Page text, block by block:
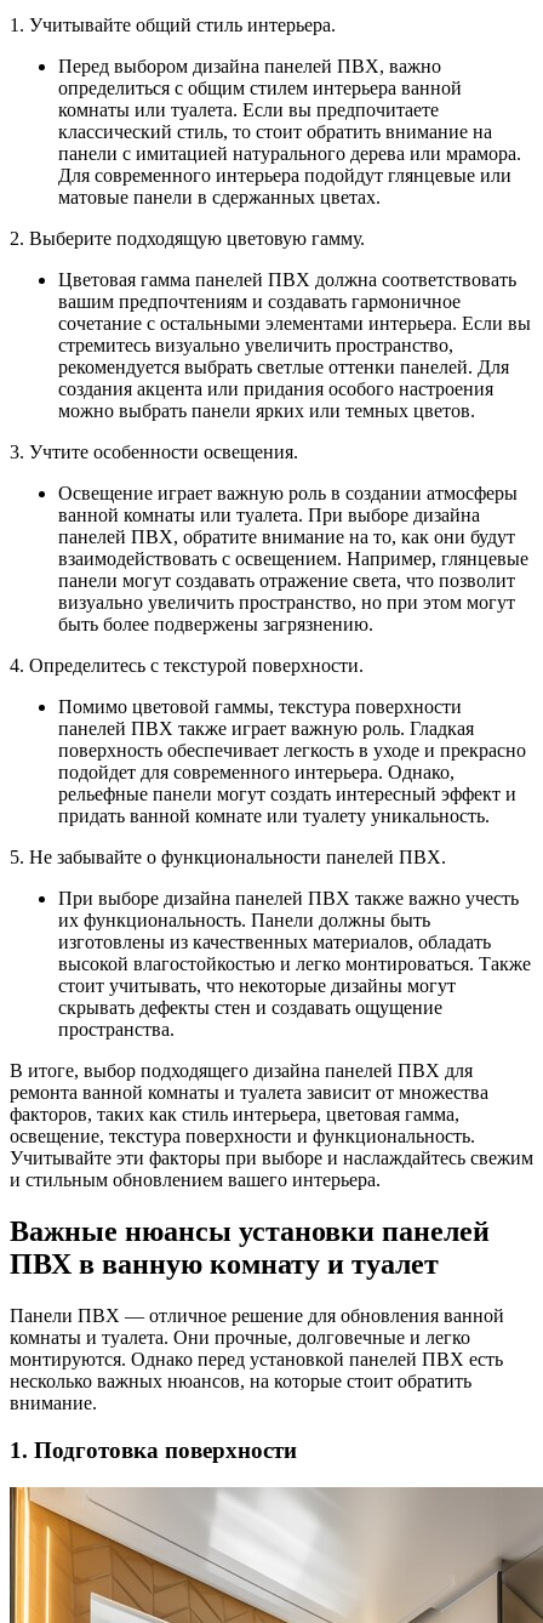
1. Учитывайте общий стиль интерьера.
Перед выбором дизайна панелей ПВХ, важно
определиться с общим стилем интерьера ванной
комнаты или туалета. Если вы предпочитаете
классический стиль, то стоит обратить внимание на
панели с имитацией натурального дерева или мрамора.
Для современного интерьера подойдут глянцевые или
матовые панели в сдержанных цветах.
2. Выберите подходящую цветовую гамму.
Цветовая гамма панелей ПВХ должна соответствовать
вашим предпочтениям и создавать гармоничное
сочетание с остальными элементами интерьера. Если вы
стремитесь визуально увеличить пространство,
рекомендуется выбрать светлые оттенки панелей. Для
создания акцента или придания особого настроения
можно выбрать панели ярких или темных цветов.
3. Учтите особенности освещения.
Освещение играет важную роль в создании атмосферы
ванной комнаты или туалета. При выборе дизайна
панелей ПВХ, обратите внимание на то, как они будут
взаимодействовать с освещением. Например, глянцевые
панели могут создавать отражение света, что позволит
визуально увеличить пространство, но при этом могут
быть более подвержены загрязнению.
4. Определитесь с текстурой поверхности.
Помимо цветовой гаммы, текстура поверхности
панелей ПВХ также играет важную роль. Гладкая
поверхность обеспечивает легкость в уходе и прекрасно
подойдет для современного интерьера. Однако,
рельефные панели могут создать интересный эффект и
придать ванной комнате или туалету уникальность.
5. Не забывайте о функциональности панелей ПВХ.
При выборе дизайна панелей ПВХ также важно учесть
их функциональность. Панели должны быть
изготовлены из качественных материалов, обладать
высокой влагостойкостью и легко монтироваться. Также
стоит учитывать, что некоторые дизайны могут
скрывать дефекты стен и создавать ощущение
пространства.
В итоге, выбор подходящего дизайна панелей ПВХ для
ремонта ванной комнаты и туалета зависит от множества
факторов, таких как стиль интерьера, цветовая гамма,
освещение, текстура поверхности и функциональность.
Учитывайте эти факторы при выборе и наслаждайтесь свежим
и стильным обновлением вашего интерьера.
Важные нюансы установки панелей
ПВХ в ванную комнату и туалет
Панели ПВХ — отличное решение для обновления ванной
комнаты и туалета. Они прочные, долговечные и легко
монтируются. Однако перед установкой панелей ПВХ есть
несколько важных нюансов, на которые стоит обратить
внимание.
1. Подготовка поверхности